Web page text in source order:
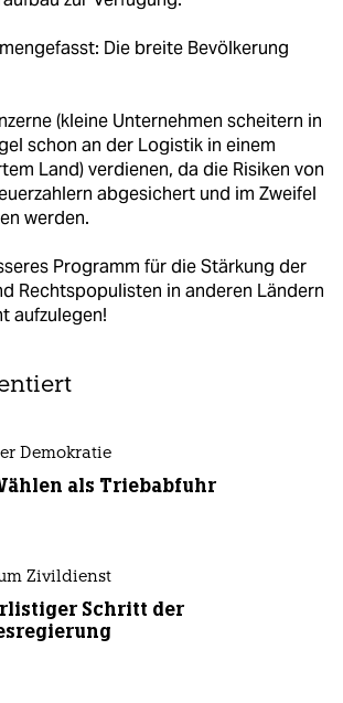
Die breite Bevölkerung
(kleine Unternehmen scheitern in
schon an der Logistik in einem
Land) verdienen, da die Risiken von
abgesichert und im Zweifel
werden.
Programm für die Stärkung der
Rechtspopulisten in anderen Ländern
aufzulegen!
Demokratie
als Triebabfuhr
Zivildienst
Schritt der